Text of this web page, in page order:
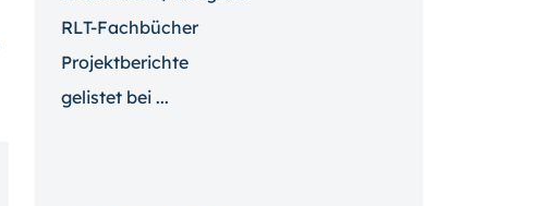
RLT-Fachbücher
Projektberichte
gelistet bei ...